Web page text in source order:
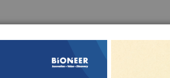
생명과학 분자진단 산업 및 응용과학 공지